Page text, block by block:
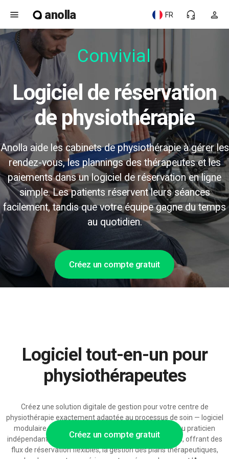
menu anolla person
headset_mic
FR
Convivial
Logiciel de réservation
de physiothérapie
Anolla aide les cabinets de physiothérapie à gérer les
rendez-vous, les plannings des thérapeutes et les
paiements dans un logiciel de réservation en ligne
simple. Les patients réservent leurs séances
facilement, tandis que votre équipe gagne du temps
au quotidien.
Créez un compte gratuit
Créez un compte gratuit
Logiciel tout-en-un pour
physiothérapeutes
Créez une solution digitale de gestion pour votre centre de
physiothérapie exactement adaptée au processus de soin — logiciel
modulaire de physiothérapie s'adaptant aussi bien au praticien
indépendant qu'à la clinique de rééducation multi-sites, offrant des
flux de réservation flexibles, la gestion des plans thérapeutiques,